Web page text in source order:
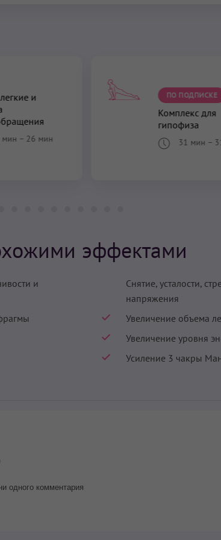
и
мин – 26 мин
ПО ПОДПИСКЕ
Комплекс для
гипофиза
31 мин –
эффектами
и
Снятие, усталости,
напряжения
Увеличение объема
Увеличение уровня
Усиление 3 чакры
одного комментария